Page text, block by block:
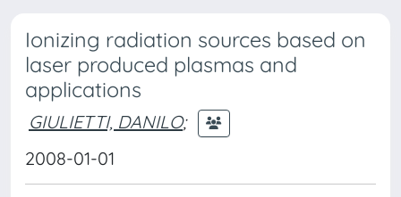
Ionizing radiation sources based on
laser produced plasmas and
applications
GIULIETTI, DANILO;
2008-01-01